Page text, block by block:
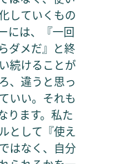
していくもの
には、『一回
ダメだ』と終
続けることが
、違うと思っ
いい。それも
ります。私た
として『使え
はなく、自分